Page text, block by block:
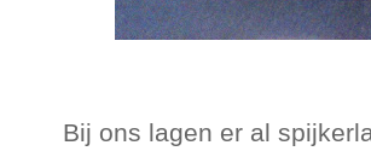
Bij ons lagen er al